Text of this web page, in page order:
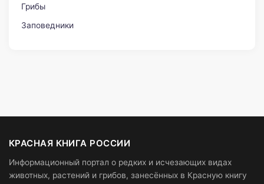
Грибы
Заповедники
КРАСНАЯ КНИГА РОССИИ
Информационный портал о редких и исчезающих видах
животных, растений и грибов, занесённых в Красную книгу